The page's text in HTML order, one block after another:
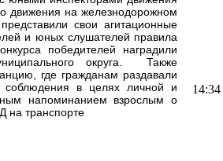
движения на железнодорожном
свои агитационные
и юных слушателей правила
победителей наградили
округа. Также
где гражданам раздавали
соблюдения в целях личной и
напоминанием взрослым о
на транспорте
14:34